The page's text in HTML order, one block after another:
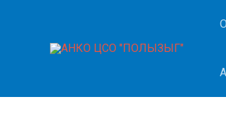
О ЦЕНТРЕ
Здесь вы сможете ознакомиться с нашим